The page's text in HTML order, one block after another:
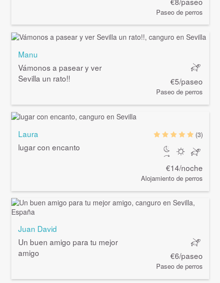
Paseo de perros
Manu
Vámonos a pasear y ver
Sevilla un rato!!
€5/paseo
Paseo de perros
Laura
lugar con encanto
(3)
€14/noche
Alojamiento de perros
Juan David
Un buen amigo para tu mejor
amigo
€6/paseo
Paseo de perros